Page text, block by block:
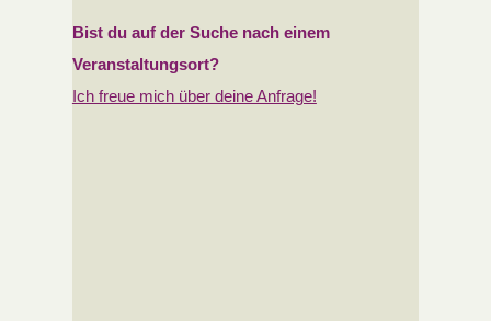
Bist du auf der Suche nach einem
Veranstaltungsort?
Ich freue mich über deine Anfrage!